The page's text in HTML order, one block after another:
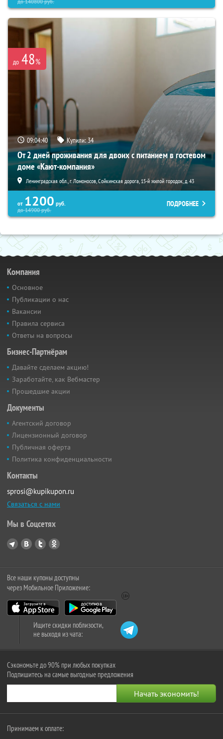
до 48%
09:04:39 Купили:34
От 2 дней проживания для двоих с питанием в гостевом
доме «Кают-компания»
Ленинградская обл., г. Ломоносов, Сойкинская дорога, 15-й жилой городок, д. 43
от 1200 руб.
до14900руб.
ПОДРОБНЕЕ
Компания
Основное
Публикации о нас
Вакансии
Правила сервиса
Ответы на вопросы
Бизнес-Партнёрам
Давайте сделаем акцию!
Заработайте, как Вебмастер
Прошедшие акции
Документы
Агентский договор
Лицензионный договор
Публичная оферта
Политика конфиденциальности
Контакты
sprosi@kupikupon.ru
Связаться с нами
Мы в Соцсетях
Все наши купоны доступны
через Мобильное Приложение:
Ищите скидки поблизости,
не выходя из чата:
Сэкономьте до 90% при любых покупках
Подпишитесь на самые выгодные предложения
Принимаем к оплате: